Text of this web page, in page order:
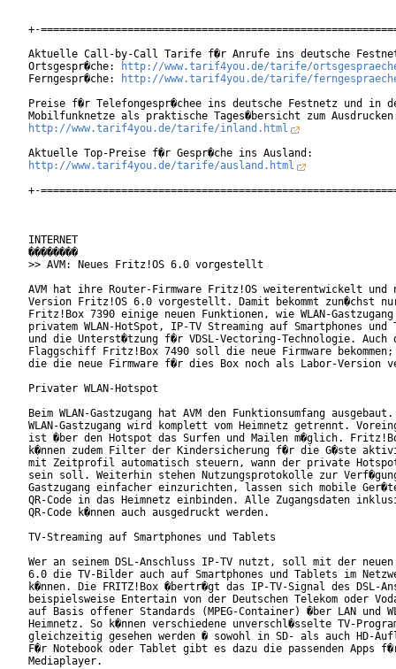
+-
Aktuelle Call-by-Call Tarife f�r Anrufe ins deutsche
Ortsgespr�che:
http://www.tarif4you.de/tarife/
Ferngespr�che:
http://www.tarif4you.de/tarife/
Preise f�r Telefongespr�chee ins deutsche Festnetz und in
http://www.tarif4you.de/tarife/inland.html
http://www.tarif4you.de/tarife/ausland.html
+-
INTERNET
��������
>> AVM: Neues Fritz!OS 6.0 vorgestellt
AVM hat ihre Router-Firmware Fritz!OS weiterentwickelt und
Version Fritz!OS 6.0 vorgestellt. Damit bekommt zun�chst
Fritz!Box 7390 einige neuen Funktionen, wie WLAN-
privatem WLAN-HotSpot, IP-TV Streaming auf Smartphones und
und die Unterst�tzung f�r VDSL-Vectoring-Technologie. Auch
Flaggschiff Fritz!Box 7490 soll die neue Firmware
die die neue Firmware f�r dies Box noch als Labor-Version
Privater WLAN-Hotspot
Beim WLAN-Gastzugang hat AVM den Funktionsumfang
WLAN-Gastzugang wird komplett vom Heimnetz getrennt.
ist �ber den Hotspot das Surfen und Mailen m�glich.
k�nnen zudem Filter der Kindersicherung f�r die G�ste
mit Zeitprofil automatisch steuern, wann der private
sein soll. Weiterhin stehen Nutzungsprotokolle zur
Gastzugang einfacher einzurichten, lassen sich mobile
QR-Code in das Heimnetz einbinden. Alle Zugangsdaten
QR-Code k�nnen auch ausgedruckt werden.
TV-Streaming auf Smartphones und Tablets
Wer an seinem DSL-Anschluss IP-TV nutzt, soll mit der
6.0 die TV-Bilder auch auf Smartphones und Tablets im
k�nnen. Die FRITZ!Box �bertr�gt das IP-TV-Signal des DSL-
beispielsweise Entertain von der Deutschen Telekom oder
auf Basis offener Standards (MPEG-Container) �ber LAN und
Heimnetz. So k�nnen verschiedene unverschl�sselte TV-
gleichzeitig gesehen werden � sowohl in SD- als auch HD-
F�r Notebook oder Tablet gibt es dazu die passenden Apps
Mediaplayer.